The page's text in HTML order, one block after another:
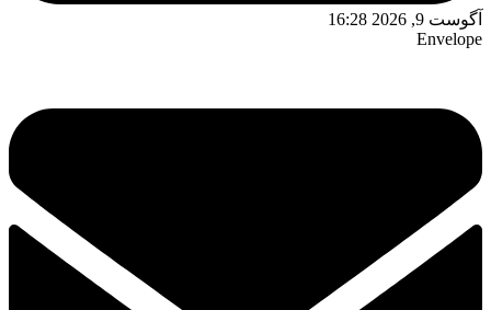
آگوست 9, 2026 16:28
Envelope